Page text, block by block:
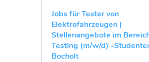
Jobs für Tester von
Elektrofahrzeugen |
Stellenangebote im
Testing (m/w/d) -
Bocholt